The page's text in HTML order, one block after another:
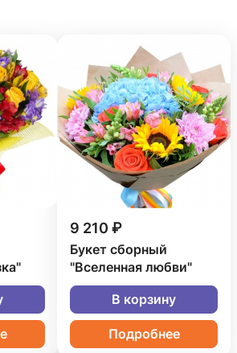
9 210 ₽
Букет сборный
"Вселенная любви"
В корзину
Подробнее